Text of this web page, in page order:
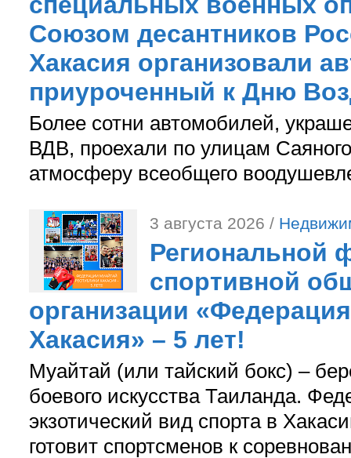
Союзом десантников
Хакасия организовали
приуроченный к Дню
Более сотни автомобилей,
ВДВ, проехали по улицам
атмосферу всеобщего
3 августа 2026 /
Региональной
спортивной
организации
Хакасия» – 5 лет!
Муайтай (или тайский бокс) –
боевого искусства Таиланда.
экзотический вид спорта в
готовит спортсменов к